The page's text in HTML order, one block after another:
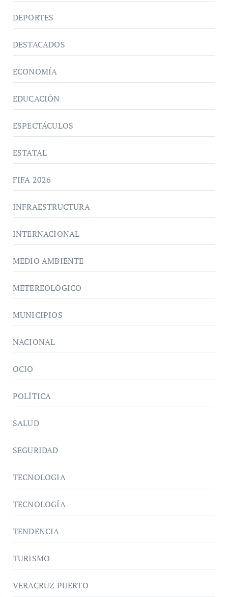
DEPORTES
DESTACADOS
ECONOMÍA
EDUCACIÓN
ESPECTÁCULOS
ESTATAL
FIFA 2026
INFRAESTRUCTURA
INTERNACIONAL
MEDIO AMBIENTE
METEREOLÓGICO
MUNICIPIOS
NACIONAL
OCIO
POLÍTICA
SALUD
SEGURIDAD
TECNOLOGIA
TECNOLOGÍA
TENDENCIA
TURISMO
VERACRUZ PUERTO